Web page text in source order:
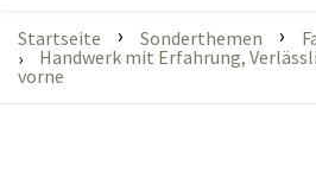
Startseite › Sonderthemen ›
›
Handwerk mit Erfahrung,
vorne